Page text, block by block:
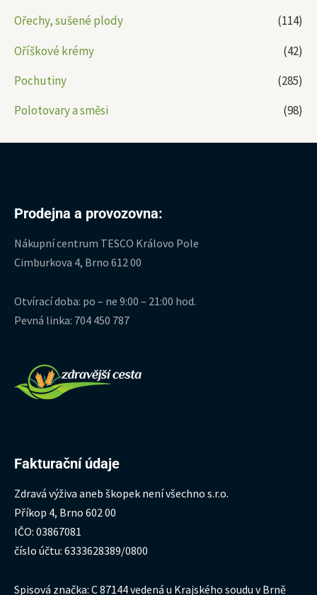
Ořechy, sušené plody
(114)
Oříškové krémy
(42)
Pochutiny
(285)
Polotovary a směsi
(98)
Prodejna a provozovna:
Nákupní centrum TESCO Královo Pole
Cimburkova 4, Brno 612 00
Otvírací doba: po – ne 9:00 – 21:00 hod.
Pevná linka: 704 450 787
Fakturační údaje
Zdravá výživa aneb škopek není všechno s.r.o.
Příkop 4, Brno 602 00
IČO: 03867081
číslo účtu: 6333628389/0800
Spisová značka: C 87144 vedená u Krajského soudu v Brně